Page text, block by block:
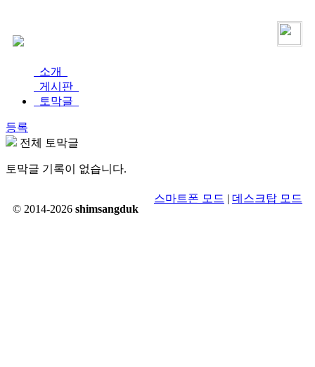
소개
게시판
토막글
등록
전체 토막글
토막글 기록이 없습니다.
© 2014-2026 shimsangduk
스마트폰 모드 | 데스크탑 모드